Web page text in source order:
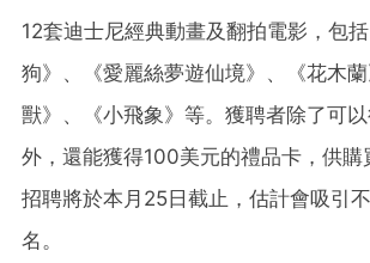
12套迪士尼經典動畫及翻拍電影，包
狗》、《愛麗絲夢遊仙境》、《花木
獸》、《小飛象》等。獲聘者除了可
外，還能獲得100美元的禮品卡，供購
招聘將於本月25日截止，估計會吸引
名。